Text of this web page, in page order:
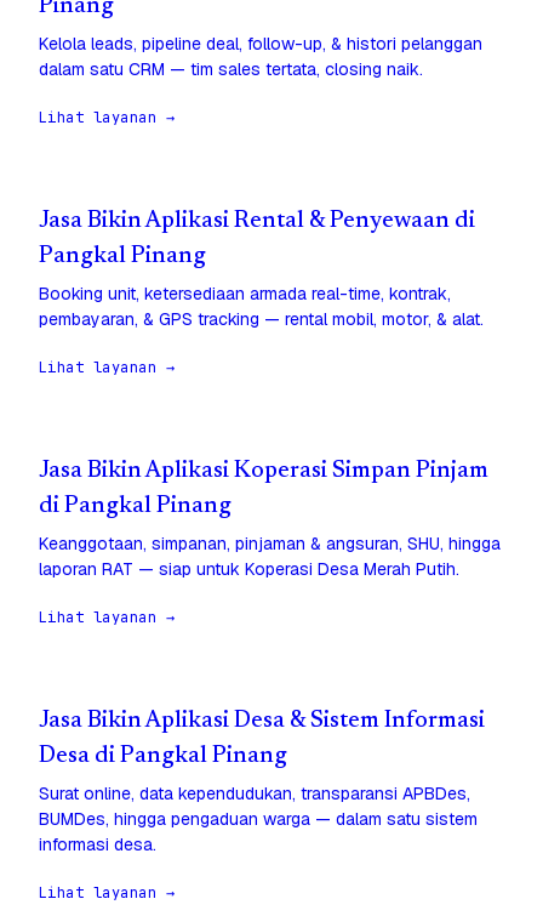
Pinang
Kelola leads, pipeline deal, follow-up, & histori pelanggan
dalam satu CRM — tim sales tertata, closing naik.
Lihat layanan →
Jasa Bikin Aplikasi Rental & Penyewaan di
Pangkal Pinang
Booking unit, ketersediaan armada real-time, kontrak,
pembayaran, & GPS tracking — rental mobil, motor, & alat.
Lihat layanan →
Jasa Bikin Aplikasi Koperasi Simpan Pinjam
di Pangkal Pinang
Keanggotaan, simpanan, pinjaman & angsuran, SHU, hingga
laporan RAT — siap untuk Koperasi Desa Merah Putih.
Lihat layanan →
Jasa Bikin Aplikasi Desa & Sistem Informasi
Desa di Pangkal Pinang
Surat online, data kependudukan, transparansi APBDes,
BUMDes, hingga pengaduan warga — dalam satu sistem
informasi desa.
Lihat layanan →